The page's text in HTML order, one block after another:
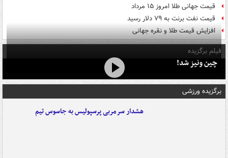
قیمت جهانی طلا امروز ۱۵ مرداد
قیمت نفت برنت به ۷۹ دلار رسید
افزایش قیمت طلا و نقره جهانی
فیلم برگزیده
چین ونیز شد!
برگزیده ورزشی
هشدار سرمربی پرسپولیس به جاسوس تیم